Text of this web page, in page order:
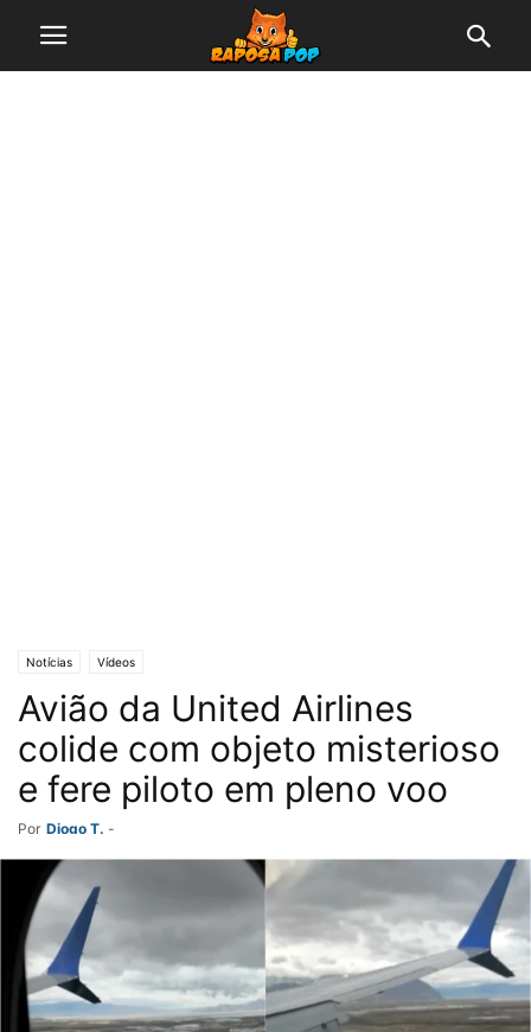
Notícias Vídeos
Avião da United Airlines
colide com objeto misterioso
e fere piloto em pleno voo
Por Diogo T. -